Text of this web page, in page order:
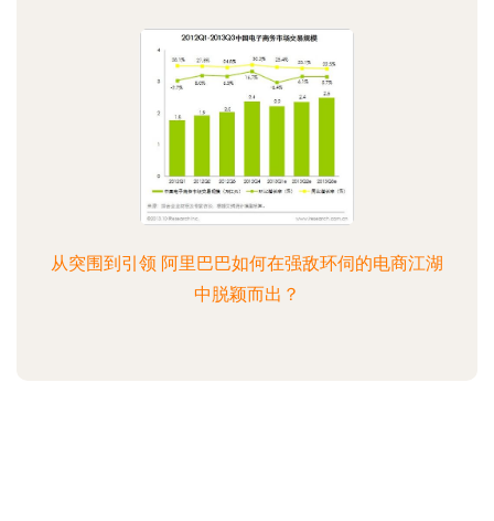
从突围到引领 阿里巴巴如何在强敌环伺的电商江湖
中脱颖而出？